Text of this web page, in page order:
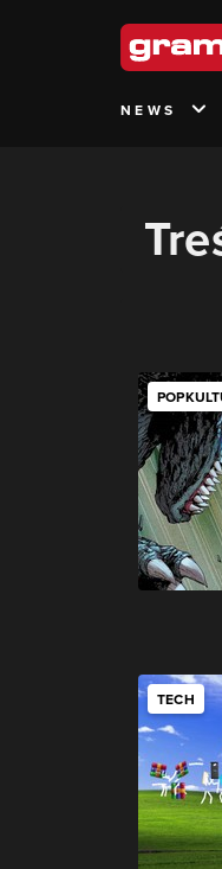
NEWS
TECH